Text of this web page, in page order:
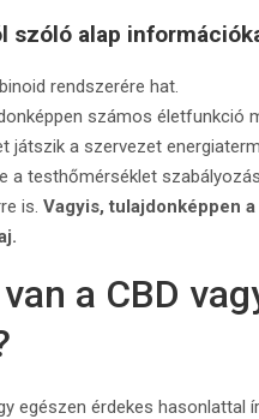
szóló alap
rendszerére hat.
számos életfunkció
játszik a szervezet
a testhőmérséklet
is. Vagyis, tulajdonképpen
a CBD
egészen érdekes hasonlattal